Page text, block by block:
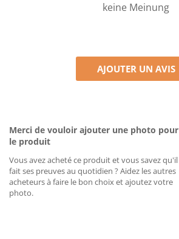
keine Meinung
AJOUTER UN AVIS
Merci de vouloir ajouter une photo pour
le produit
Vous avez acheté ce produit et vous savez qu'il
fait ses preuves au quotidien ? Aidez les autres
acheteurs à faire le bon choix et ajoutez votre
photo.